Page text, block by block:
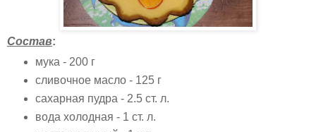
Состав:
мука - 200 г
сливочное масло - 125 г
сахарная пудра - 2.5 ст. л.
вода холодная - 1 ст. л.